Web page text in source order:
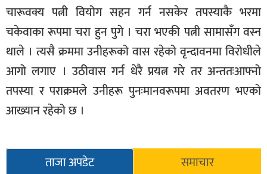
चारूवक्य पत्नी वियोग सहन गर्न नसकेर तपस्याकै भरमा
चकेवाका रूपमा चरा हुन पुगे । चरा भएकी पत्नी सामासँग वस्न
थाले । त्यसै क्रममा उनीहरूको वास रहेको वृन्दावनमा विरोधीले
आगो लगाए । उठीवास गर्न धेरै प्रयत्न गरे तर अन्ततःआफ्नो
तपस्या र पराक्रमले उनीहरू पुनःमानवरूपमा अवतरण भएको
आख्यान रहेको छ ।
ताजा अपडेट समाचार